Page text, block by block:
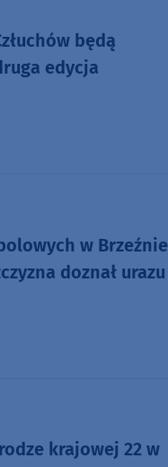
będą
edycja
w Brzeźnie
doznał urazu
krajowej 22 w